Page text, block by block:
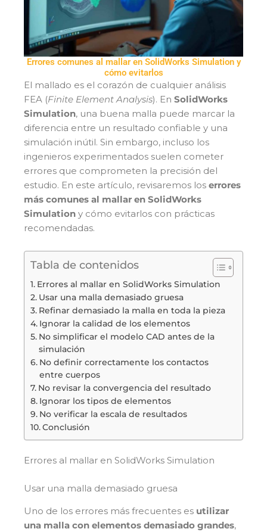
Errores comunes al mallar en SolidWorks Simulation y
cómo evitarlos
El mallado es el corazón de cualquier análisis
FEA (Finite Element Analysis). En SolidWorks
Simulation, una buena malla puede marcar la
diferencia entre un resultado confiable y una
simulación inútil. Sin embargo, incluso los
ingenieros experimentados suelen cometer
errores que comprometen la precisión del
estudio. En este artículo, revisaremos los errores
más comunes al mallar en SolidWorks
Simulation y cómo evitarlos con prácticas
recomendadas.
Tabla de contenidos
Errores al mallar en SolidWorks Simulation
Usar una malla demasiado gruesa
Refinar demasiado la malla en toda la pieza
Ignorar la calidad de los elementos
No simplificar el modelo CAD antes de la
simulación
No definir correctamente los contactos
entre cuerpos
No revisar la convergencia del resultado
Ignorar los tipos de elementos
No verificar la escala de resultados
Conclusión
Errores al mallar en SolidWorks Simulation
Usar una malla demasiado gruesa
Uno de los errores más frecuentes es utilizar
una malla con elementos demasiado grandes,